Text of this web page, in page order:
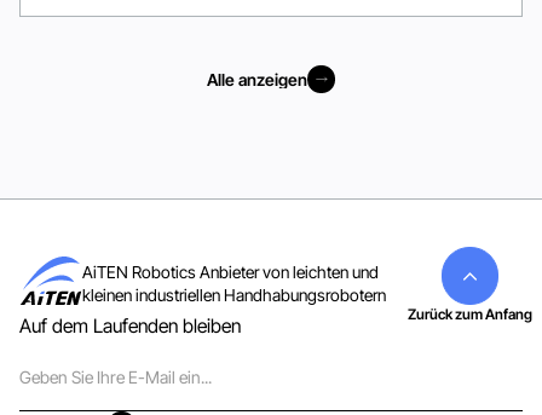
Alle anzeigen
AiTEN Robotics Anbieter von leichten und
kleinen industriellen Handhabungsrobotern
Auf dem Laufenden bleiben
Mail
Zurück zum Anfang